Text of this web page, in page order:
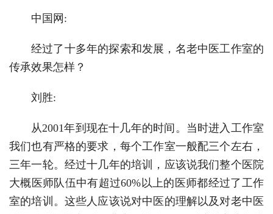
中国网:
经过了十多年的探索和发展，名老中医工作室的
传承效果怎样？
刘胜:
从2001年到现在十几年的时间。当时进入工作室
我们也有严格的要求，每个工作室一般配三个左右，
三年一轮。经过十几年的培训，应该说我们整个医院
大概医师队伍中有超过60%以上的医师都经过了工作
室的培训。这些人应该说对中医的理解以及对老中医